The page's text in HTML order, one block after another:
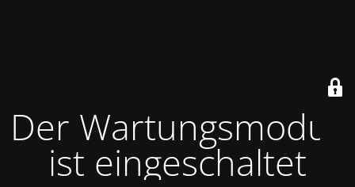
Der Wartungsmodus
ist eingeschaltet